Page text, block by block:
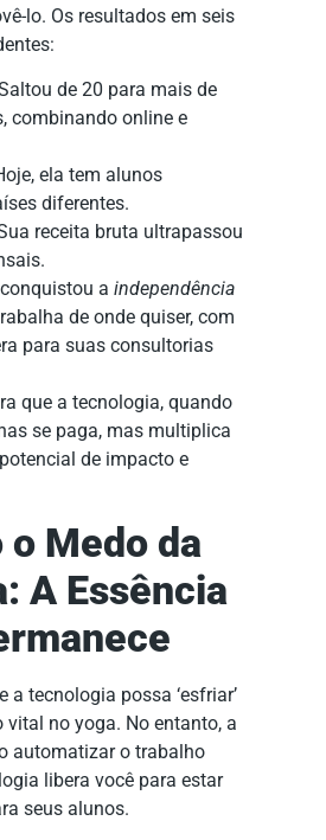
lo. Os resultados em seis
de 20 para mais de
combinando online e
ela tem alunos
diferentes.
receita bruta ultrapassou
a independência
de onde quiser, com
para suas consultorias
que a tecnologia, quando
se paga, mas multiplica
de impacto e
o Medo da
A Essência
a tecnologia possa ‘esfriar’
no yoga. No entanto, a
automatizar o trabalho
libera você para estar
seus alunos.